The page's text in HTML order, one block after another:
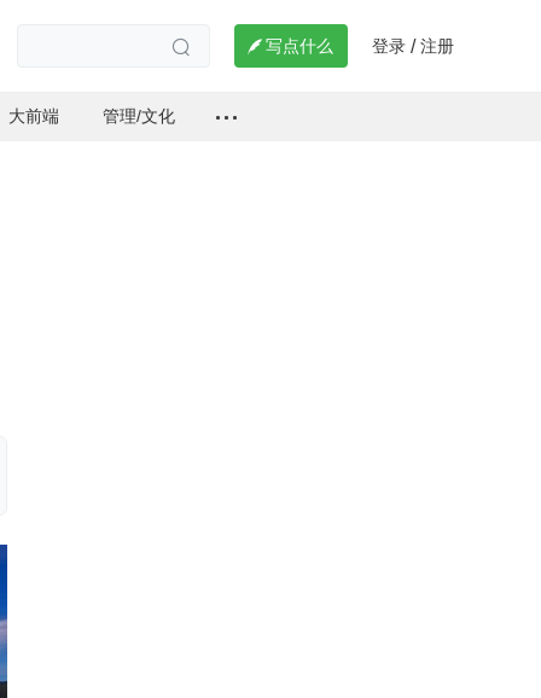
  写点什么 登录 / 注册
大前端 管理/文化